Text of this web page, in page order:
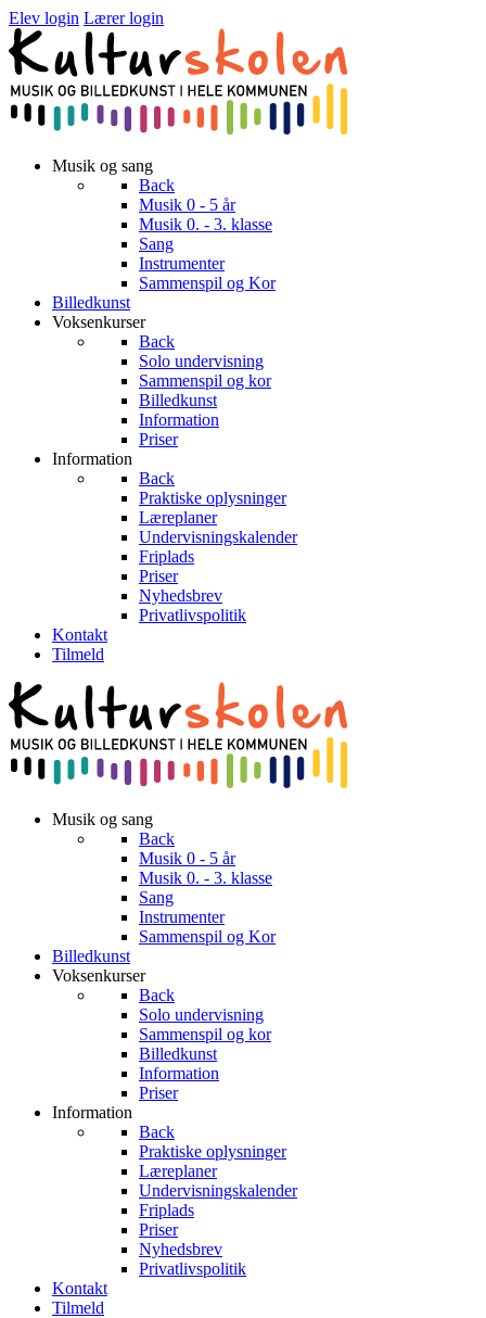
Elev login Lærer login
Musik og sang
Back
Musik 0 - 5 år
Musik 0. - 3. klasse
Sang
Instrumenter
Sammenspil og Kor
Billedkunst
Voksenkurser
Back
Solo undervisning
Sammenspil og kor
Billedkunst
Information
Priser
Information
Back
Praktiske oplysninger
Læreplaner
Undervisningskalender
Friplads
Priser
Nyhedsbrev
Privatlivspolitik
Kontakt
Tilmeld
Musik og sang
Back
Musik 0 - 5 år
Musik 0. - 3. klasse
Sang
Instrumenter
Sammenspil og Kor
Billedkunst
Voksenkurser
Back
Solo undervisning
Sammenspil og kor
Billedkunst
Information
Priser
Information
Back
Praktiske oplysninger
Læreplaner
Undervisningskalender
Friplads
Priser
Nyhedsbrev
Privatlivspolitik
Kontakt
Tilmeld